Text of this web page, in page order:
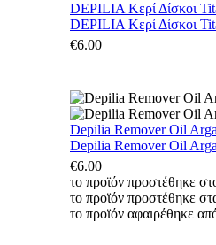
DEPILIA Κερί Δίσκοι
DEPILIA Κερί Δίσκοι
€6.00
Depilia Remover Oil
Depilia Remover Oil
€6.00
το προϊόν προστέθηκε
το προϊόν προστέθηκε
το προϊόν αφαιρέθηκε